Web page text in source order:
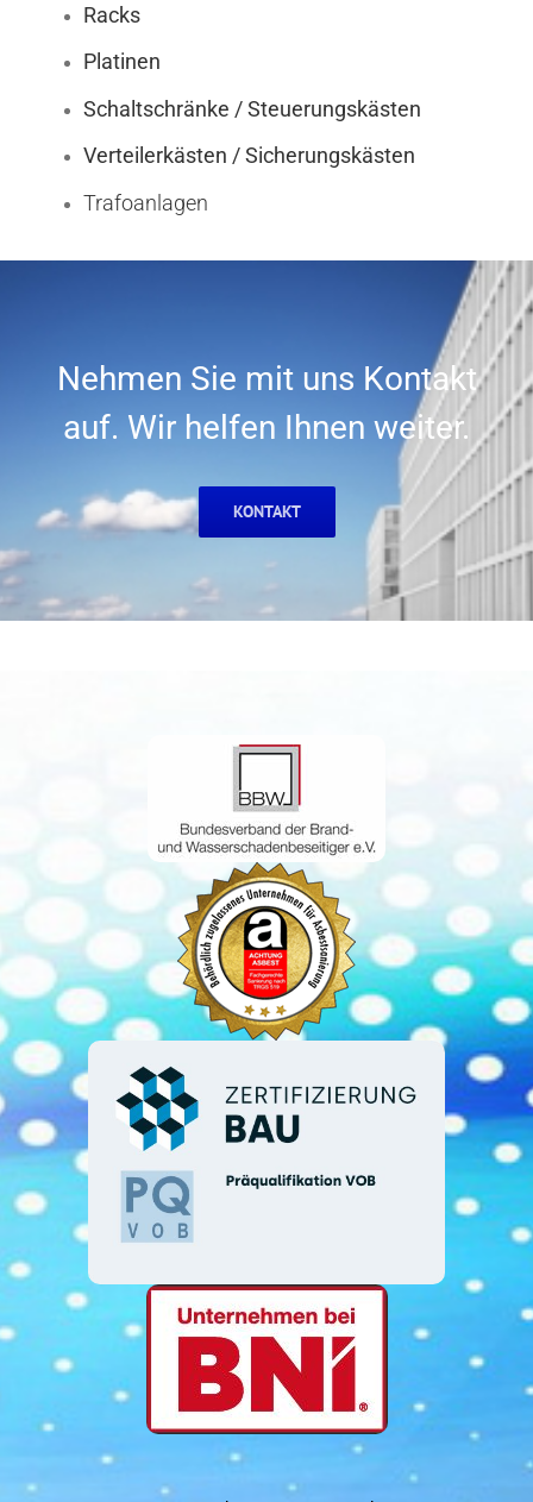
Racks
Platinen
Schaltschränke / Steuerungskästen
Verteilerkästen / Sicherungskästen
Trafoanlagen
Nehmen Sie mit uns Kontakt
auf. Wir helfen Ihnen weiter.
KONTAKT